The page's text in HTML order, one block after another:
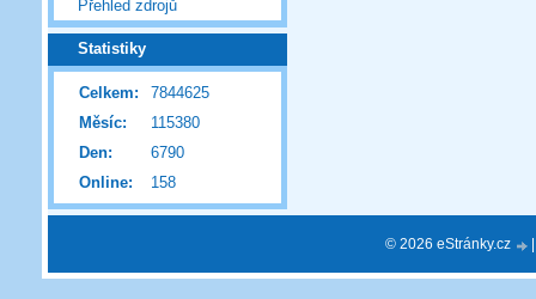
Přehled zdrojů
Statistiky
Online: 158
Celkem:
7844625
Měsíc:
115380
Den:
6790
© 2026 eStránky.cz